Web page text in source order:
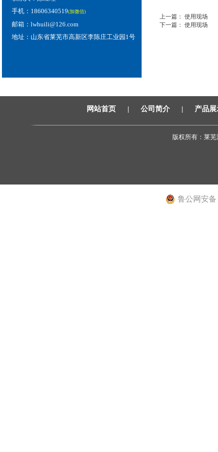
手机：18606340519(加微信)
邮箱：lwhuili@126.com
地址：山东省莱芜市高新区李陈庄工业园1号
上一篇： 使用现场
下一篇： 使用现场
网站首页| 公司简介| 产品展
版权所有：莱
鲁公网安备